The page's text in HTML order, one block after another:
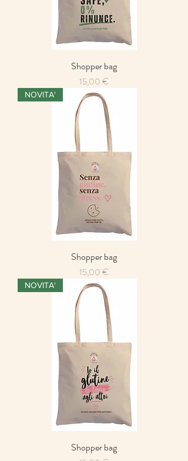
Shopper bag
Preis
15,00 €
NOVITA'
Shopper bag
Preis
15,00 €
NOVITA'
Shopper bag